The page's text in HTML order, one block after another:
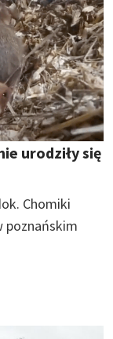
urodziły się
Chomiki
poznańskim